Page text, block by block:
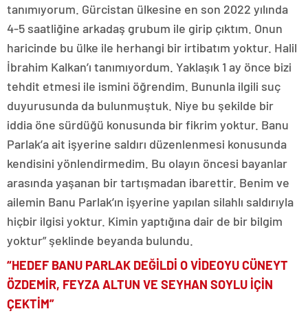
tanımıyorum. Gürcistan ülkesine en son 2022 yılında
4-5 saatliğine arkadaş grubum ile girip çıktım. Onun
haricinde bu ülke ile herhangi bir irtibatım yoktur. Halil
İbrahim Kalkan’ı tanımıyordum. Yaklaşık 1 ay önce bizi
tehdit etmesi ile ismini öğrendim. Bununla ilgili suç
duyurusunda da bulunmuştuk. Niye bu şekilde bir
iddia öne sürdüğü konusunda bir fikrim yoktur. Banu
Parlak’a ait işyerine saldırı düzenlenmesi konusunda
kendisini yönlendirmedim. Bu olayın öncesi bayanlar
arasında yaşanan bir tartışmadan ibarettir. Benim ve
ailemin Banu Parlak’ın işyerine yapılan silahlı saldırıyla
hiçbir ilgisi yoktur. Kimin yaptığına dair de bir bilgim
yoktur” şeklinde beyanda bulundu.
“HEDEF BANU PARLAK DEĞİLDİ O VİDEOYU CÜNEYT
ÖZDEMİR, FEYZA ALTUN VE SEYHAN SOYLU İÇİN
ÇEKTİM”